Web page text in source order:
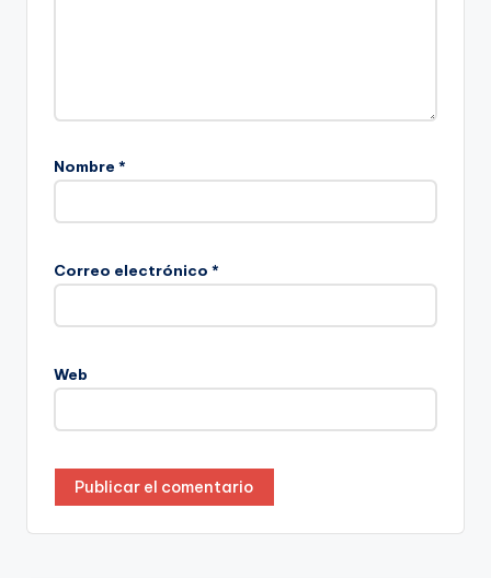
Nombre *
Correo electrónico *
Web